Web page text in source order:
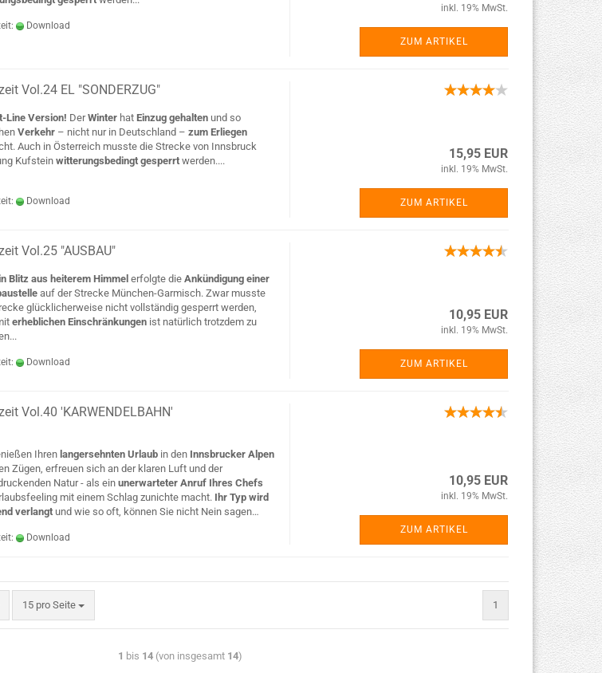
Download
inkl. 19% MwSt.
ZUM ARTIKEL
Vol.24 EL "SONDERZUG"
Line Version! DerWinter hat Einzug gehalten und so
Verkehr – nicht nur in Deutschland – zum Erliegen
Auch in Österreich musste die Strecke von Innsbruck
Kufsteinwitterungsbedingt gesperrt werden....
Download
15,95 EUR
inkl. 19% MwSt.
ZUM ARTIKEL
Vol.25 "AUSBAU"
Blitz aus heiterem Himmel erfolgte die Ankündigung einer
auf der Strecke München-Garmisch. Zwar musste
glücklicherweise nicht vollständig gesperrt werden,
erheblichen Einschränkungen ist natürlich trotzdem zu
Download
10,95 EUR
inkl. 19% MwSt.
ZUM ARTIKEL
Vol.40 'KARWENDELBAHN'
Ihren langersehnten Urlaub in den Innsbrucker Alpen
Zügen, erfreuen sich an der klaren Luft und der
Natur - als ein unerwarteter Anruf Ihres Chefs
mit einem Schlag zunichte macht. Ihr Typ wird
verlangt und wie so oft, können Sie nicht Nein sagen…
Download
10,95 EUR
inkl. 19% MwSt.
ZUM ARTIKEL
15 pro Seite 1
1 bis 14(von insgesamt 14)